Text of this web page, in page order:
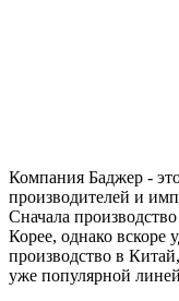
Компания Баджер -
производителей и
Сначала
Корее, однако вскоре
производство в
уже популярной